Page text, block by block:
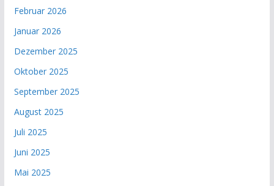
Februar 2026
Januar 2026
Dezember 2025
Oktober 2025
September 2025
August 2025
Juli 2025
Juni 2025
Mai 2025